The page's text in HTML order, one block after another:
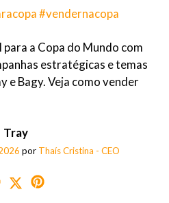
#vendernacopa
a Copa do Mundo com
estratégicas e temas
e Bagy. Veja como vender
Tray
por Thaís Cristina - CEO